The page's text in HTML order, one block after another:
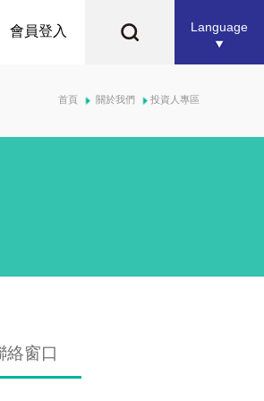
Language
會員登入
首頁 關於我們 投資人專區
絡窗口